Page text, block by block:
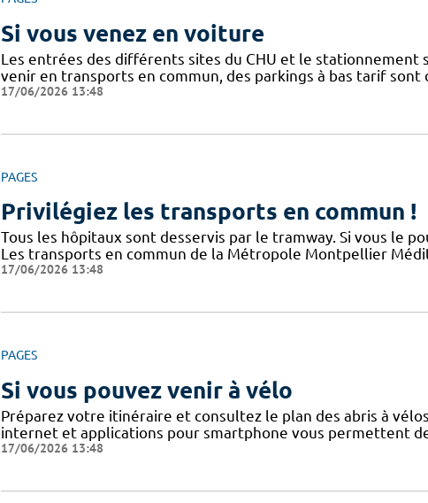
Si vous venez en voiture
Les entrées des différents sites du CHU et le stationnement
venir en transports en commun, des parkings à bas tarif sont
17/06/2026 13:48
PAGES
Privilégiez les transports en commun !
Tous les hôpitaux sont desservis par le tramway. Si vous le
Les transports en commun de la Métropole Montpellier
17/06/2026 13:48
PAGES
Si vous pouvez venir à vélo
Préparez votre itinéraire et consultez le plan des abris à
internet et applications pour smartphone vous permettent
17/06/2026 13:48